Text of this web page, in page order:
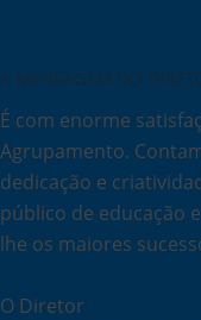
A MENSAGEM DO
É com enorme
Agrupamento.
dedicação e
público de educação
lhe os maiores
O Diretor